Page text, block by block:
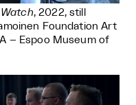
, 2022, still
Foundation Art
– Espoo Museum of